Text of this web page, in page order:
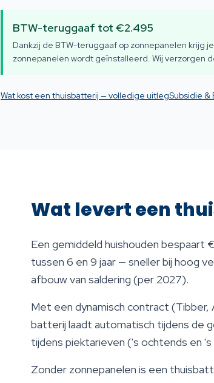
BTW-teruggaaf tot €2.495
Dankzij de BTW-teruggaaf op zonnepanelen krijg
zonnepanelen wordt geïnstalleerd. Wij verzorgen
Wat kost een thuisbatterij — volledige uitlegSubsidie
Wat levert een
Een gemiddeld huishouden
tussen 6 en 9 jaar — sneller bij hoog
afbouw van saldering (per 2027).
Met een dynamisch contract (Tibber,
batterij laadt automatisch tijdens de
tijdens piektarieven ('s ochtends en
Zonder zonnepanelen is een